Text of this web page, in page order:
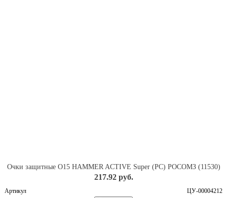
Очки защитные О15 HAMMER ACTIVE Super (PC) РОСОМЗ (11530)
217.92 руб.
Артикул ЦУ-00004212